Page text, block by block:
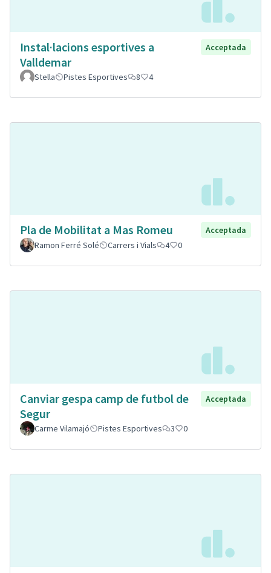
Instal·lacions esportives a
Valldemar
Acceptada
Stella Pistes Esportives 8 4
Pla de Mobilitat a Mas Romeu
Acceptada
Ramon Ferré Solé
Carrers i Vials 4 0
Canviar gespa camp de futbol de
Segur
Acceptada
Carme Vilamajó Pistes Esportives 3 0